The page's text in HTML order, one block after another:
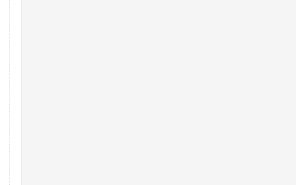
Ворог завдав комбінованого